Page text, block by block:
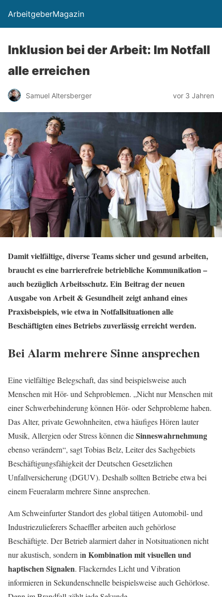
ArbeitgeberMagazin
Inklusion bei der Arbeit: Im Notfall
alle erreichen
Samuel Altersberger vor 3 Jahren
Damit vielfältige, diverse Teams sicher und gesund arbeiten,
braucht es eine barrierefreie betriebliche Kommunikation –
auch bezüglich Arbeitsschutz. Ein Beitrag der neuen
Ausgabe von Arbeit & Gesundheit zeigt anhand eines
Praxisbeispiels, wie etwa in Notfallsituationen alle
Beschäftigten eines Betriebs zuverlässig erreicht werden.
Bei Alarm mehrere Sinne ansprechen
Eine vielfältige Belegschaft, das sind beispielsweise auch
Menschen mit Hör- und Sehproblemen. „Nicht nur Menschen mit
einer Schwerbehinderung können Hör- oder Sehprobleme haben.
Das Alter, private Gewohnheiten, etwa häufiges Hören lauter
Musik, Allergien oder Stress können dieSinneswahrnehmung
ebenso verändern“, sagt Tobias Belz, Leiter des Sachgebiets
Beschäftigungsfähigkeit der Deutschen Gesetzlichen
Unfallversicherung (DGUV). Deshalb sollten Betriebe etwa bei
einem Feueralarm mehrere Sinne ansprechen.
Am Schweinfurter Standort des global tätigen Automobil- und
Industriezulieferers Schaeffler arbeiten auch gehörlose
Beschäftigte. Der Betrieb alarmiert daher in Notsituationen nicht
nur akustisch, sondern in Kombination mit visuellen und
haptischen Signalen. Flackerndes Licht und Vibration
informieren in Sekundenschnelle beispielsweise auch Gehörlose.